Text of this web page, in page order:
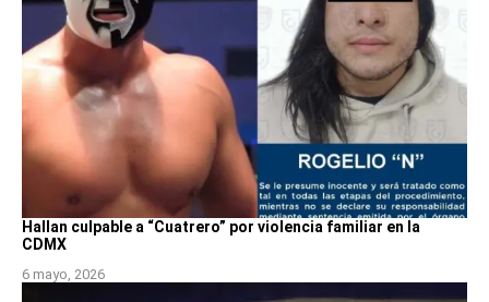
Hallan culpable a “Cuatrero” por violencia familiar en la
CDMX
6 mayo, 2026